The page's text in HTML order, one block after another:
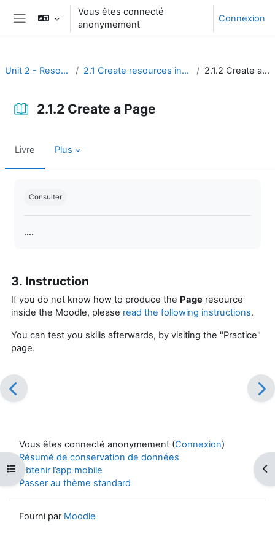
Passer au contenu principal
Panneau latéral
Vous êtes connecté
anonymement
Connexion
Ouvrir l’index du cours
Unit 2 - Resources 2.1 Create resources in Moodle 2.1.2 Create a Page
2.1.2 Create a Page
Livre Plus
Consulter
....
3. Instruction
If you do not know how to produce the Page resource
inside the Moodle, please read the following instructions.
You can test you skills afterwards, by visiting the "Practice"
page.
Vous êtes connecté anonymement (Connexion)
Résumé de conservation de données
Obtenir l’app mobile
Passer au thème standard
Fourni par Moodle